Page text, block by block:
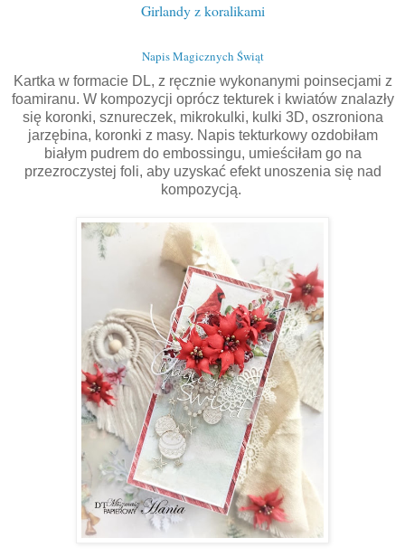
Girlandy z koralikami
Napis Magicznych Świąt
Kartka w formacie DL, z ręcznie wykonanymi poinsecjami z
foamiranu. W kompozycji oprócz tekturek i kwiatów znalazły
się koronki, sznureczek, mikrokulki, kulki 3D, oszroniona
jarzębina, koronki z masy. Napis tekturkowy ozdobiłam
białym pudrem do embossingu, umieściłam go na
przezroczystej foli, aby uzyskać efekt unoszenia się nad
kompozycją.